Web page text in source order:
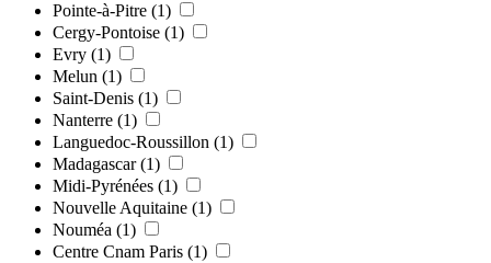
Pointe-à-Pitre (1)
Cergy-Pontoise (1)
Evry (1)
Melun (1)
Saint-Denis (1)
Nanterre (1)
Languedoc-Roussillon (1)
Madagascar (1)
Midi-Pyrénées (1)
Nouvelle Aquitaine (1)
Nouméa (1)
Centre Cnam Paris (1)